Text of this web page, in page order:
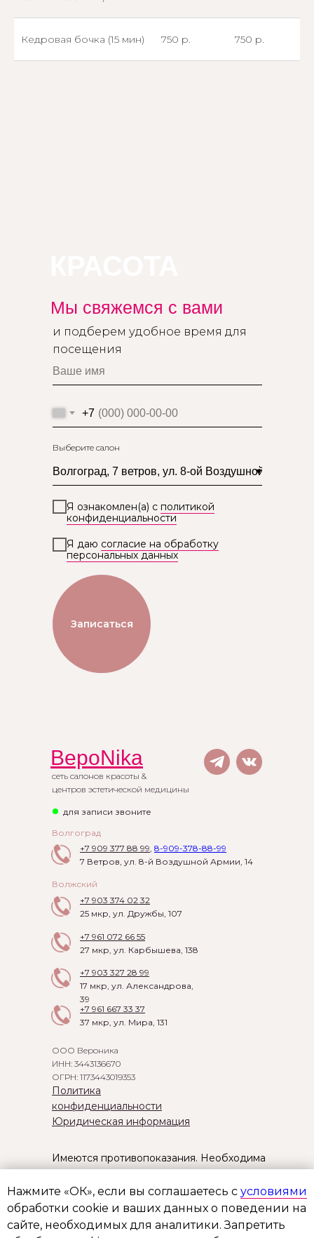
Нажмите «ОК», если вы соглашаетесь с условиями
обработки cookie и ваших данных о поведении на
сайте, необходимых для аналитики. Запретить
Кедровая бочка (15 мин) 750 р. 750 р.
Мы свяжемся с вами
и подберем удобное время для
посещения
+7
Выберите салон
Я ознакомлен(а) с политикой
конфиденциальности
Я даю согласие на обработку
персональных данных
Записаться
ВероNika
сеть салонов красоты &
центров эстетической медицины
для записи звоните
ООО Вероника
ИНН: 3443136670
ОГРН: 1173443019353
Политика
конфиденциальности
Юридическая информация
Информация, размещенная на сайте, носит исключительно
информационно-рекламный характер и не является офертой
или публичной офертой в соответствии со статьей 435 и
пунктом 2 статьи 437 Гражданского кодекса Российской
Федерации. Указанные на сайте цены не являются
окончательной ценой услуги и могут быть в любое время
Волгоград
+7 909 377 88 99, 8-909-378-88-99
7 Ветров, ул. 8-й Воздушной Армии, 14
Волжский
+7 903 374 02 32
25 мкр, ул. Дружбы, 107
+7 903 327 28 99
17 мкр, ул. Александрова,
39
+7 961 667 33 37
37 мкр, ул. Мира, 131
+7 961 072 66 55
27 мкр, ул. Карбышева, 138
Имеются противопоказания. Необходима
консультация специалиста. 18+